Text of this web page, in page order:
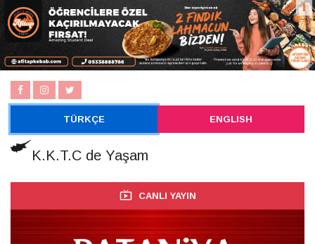
TÜRKÇE ENGLISH
K.K.T.C de Yaşam
CANLI YAYIN